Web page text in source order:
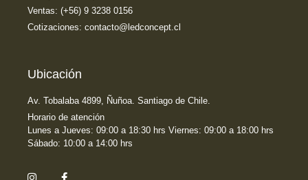
Ventas: (+56) 9 3238 0156
Cotizaciones: contacto@ledconcept.cl
Ubicación
Av. Tobalaba 4899, Ñuñoa. Santiago de Chile.
Horario de atención
Lunes a Jueves: 09:00 a 18:30 hrs Viernes: 09:00 a 18:00 hrs
Sábado: 10:00 a 14:00 hrs